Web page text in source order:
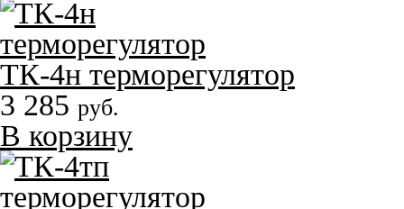
ТК-4н терморегулятор
3 285 руб.
В корзину